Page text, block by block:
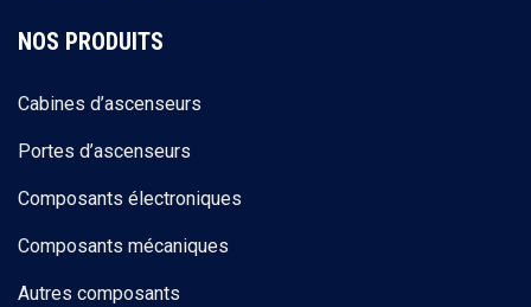
NOS PRODUITS
Cabines d’ascenseurs
Portes d’ascenseurs
Composants électroniques
Composants mécaniques
Autres composants